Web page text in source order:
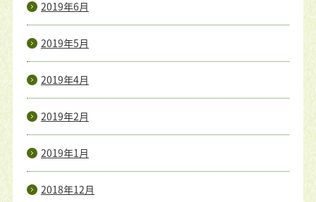
2019年6月
2019年5月
2019年4月
2019年2月
2019年1月
2018年12月